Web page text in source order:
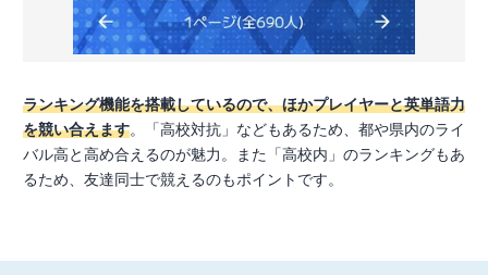
ランキング機能を搭載しているので、ほかプレイヤーと英単語力
を競い合えます。「高校対抗」などもあるため、都や県内のライ
バル高と高め合えるのが魅力。また「高校内」のランキングもあ
るため、友達同士で競えるのもポイントです。